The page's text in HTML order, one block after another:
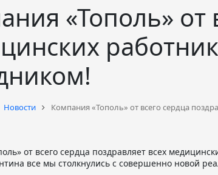
«Тополь» от
Новости Компания «Тополь» от всего сердца
от всего сердца поздравляет всех
все мы столкнулись с совершенно новой